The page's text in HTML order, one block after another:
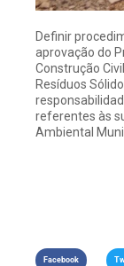
Definir
aprovação do
Construção
Resíduos
referentes às
Ambiental
Facebook